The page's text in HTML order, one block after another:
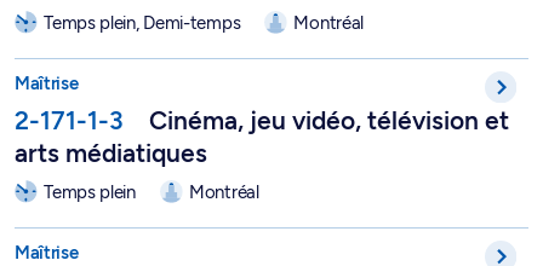
Temps plein, Demi-temps Montréal
Maîtrise en cinéma, jeu vidéo, télévision et arts médiatiques -
Maîtrise
2-171-1-3
Cinéma, jeu vidéo, télévision et
arts médiatiques
Temps plein Montréal
Maîtrise